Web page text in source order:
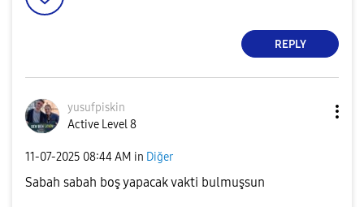
REPLY
yusufpiskin
Active Level 8
‎11-07-2025 08:44 AM in Diğer
Sabah sabah boş yapacak vakti bulmuşsun